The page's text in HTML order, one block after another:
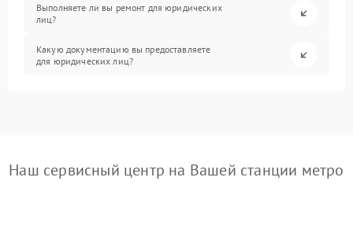
Выполняете ли вы ремонт для юридических
лиц?
Какую документацию вы предоставляете
для юридических лиц?
Наш сервисный центр на Вашей станции метро